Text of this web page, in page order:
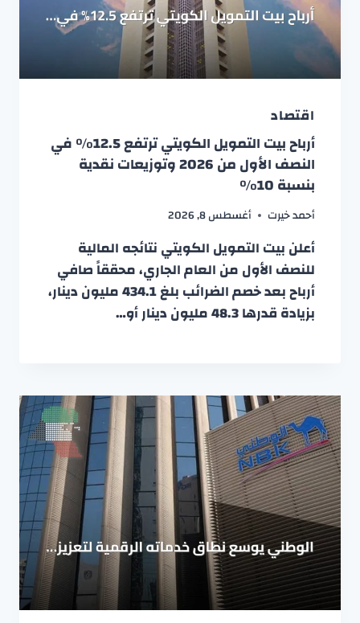
اقتصاد
أرباح بيت التمويل الكويتي ترتفع 12.5% في
النصف الأول من 2026 وتوزيعات نقدية
بنسبة 10%
أحمد خيرت أغسطس 8, 2026
أعلن بيت التمويل الكويتي نتائجه المالية
للنصف الأول من العام الجاري، محققاً صافي
أرباح بعد خصم الضرائب بلغ 434.1 مليون دينار،
بزيادة قدرها 48.3 مليون دينار أو…